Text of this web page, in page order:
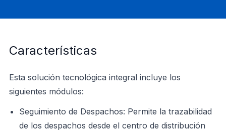
Características
Esta solución tecnológica integral incluye los
siguientes módulos:
Seguimiento de Despachos: Permite la trazabilidad
de los despachos desde el centro de distribución